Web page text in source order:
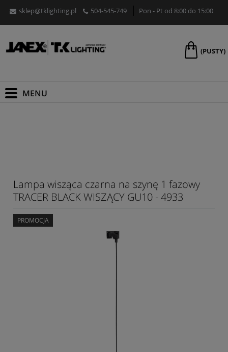
sklep@tklighting.pl 504-545-749 Pon - Pt od 8:00 do 15:00
(PUSTY)
Lampa wisząca czarna na szynę 1 fazowy
TRACER BLACK WISZĄCY GU10 - 4933
PROMOCJA